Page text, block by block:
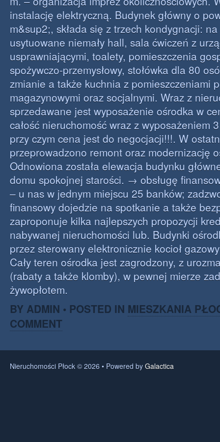
instalację elektryczną. Budynek główny o
m&sup2;, składa się z trzech kondygnacji:
usytuowane niemały hall, sala ćwiczeń z
usprawniającymi, toalety, pomieszczenia
spożywczo-przemysłowy, stołówka dla 80
zmianie a także kuchnia z pomieszczeniami
magazynowymi oraz socjalnymi. Wraz z
sprzedawane jest wyposażenie ośrodka w
całość nieruchomość wraz z wyposażeniem
przy czym cena jest do negocjacji!!!. W
przeprowadzono remont oraz modernizację
Odnowiona została elewacja budynku
domu spokojnej starości. → obsługę
– u nas w jednym miejscu 25 banków;
finansowy dojedzie na spotkanie a także
zaproponuje kilka najlepszych propozycji
nabywanej nieruchomości lub. Budynki
przez sterowany elektronicznie kocioł
Cały teren ośrodka jest zagrodzony, z
(rabaty a także klomby), w pewnej mierze
żywopłotem.
BY ADMIN • POSTED IN MIESZKANIA
COMMENT
Nieruchomości Płock © 2026 • Powered by Galactica